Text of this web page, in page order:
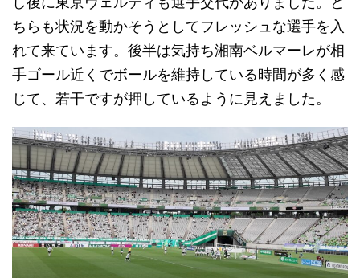
ちらも状況を動かそうとしてフレッシュな選手を入
れて来ています。後半は気持ち湘南ベルマーレが相
手ゴール近くでボールを維持している時間が多く感
じて、若干ですが押しているように見えました。